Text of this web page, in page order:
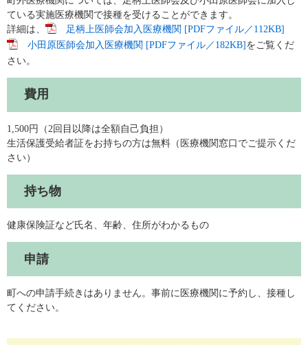
ている実施医療機関で接種を受けることができます。
詳細は、
足柄上医師会加入医療機関 [PDFファイル／112KB]
小田原医師会加入医療機関 [PDFファイル／182KB] をご覧くだ
さい。
費用
1,500円（2回目以降は全額自己負担）
生活保護受給者証をお持ちの方は無料（医療機関窓口でご提示くだ
さい）
持ち物
健康保険証など氏名、年齢、住所がわかるもの
申請
町への申請手続きはありません。事前に医療機関に予約し、接種し
てください。